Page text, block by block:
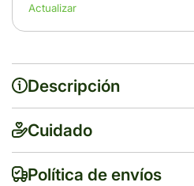
Actualizar
Descripción
Cuidado
Política de envíos